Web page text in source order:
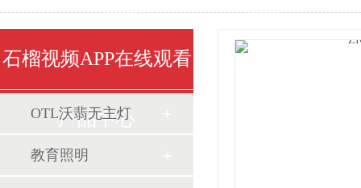
石榴视频APP在线观看
产品中心
OTL沃翡无主灯
教育照明